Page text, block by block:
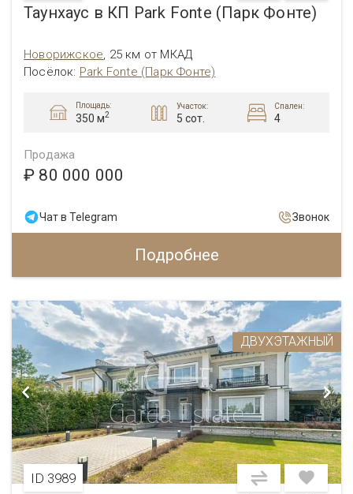
Таунхаус в КП Park Fonte (Парк Фонте)
Новорижское, 25 км от МКАД
Посёлок: Park Fonte (Парк Фонте)
Площадь:
350 м2
Участок:
5 сот.
Спален:
4
Продажа
₽ 80 000 000
Чат в Telegram Звонок
Подробнее
ДВУХЭТАЖНЫЙ
ID 3989